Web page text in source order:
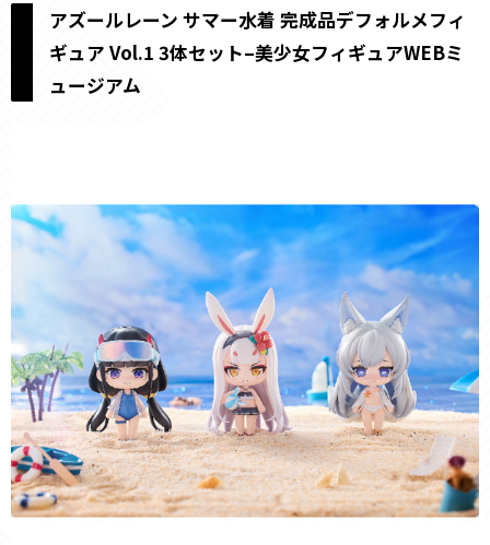
アズールレーン サマー水着 完成品デフォルメフィ
ギュア Vol.1 3体セット–美少女フィギュアWEBミ
ュージアム